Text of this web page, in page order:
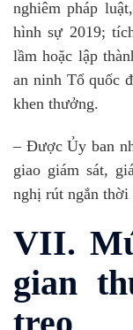
nghiêm pháp
hình sự 2019;
lầm hoặc lập
an ninh Tổ quốc
khen thưởng.
– Được Ủy ban
giao giám sát,
nghị rút ngắn thời
VII.
gian